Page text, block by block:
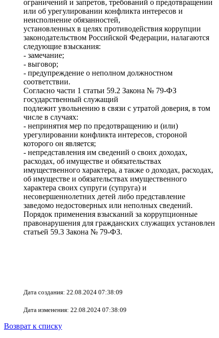
ограничений и запретов, требований о предотвращении
или об урегулировании конфликта интересов и
неисполнение обязанностей,
установленных в целях противодействия коррупции
законодательством Российской Федерации, налагаются
следующие взыскания:
- замечание;
- выговор;
- предупреждение о неполном должностном
соответствии.
Согласно части 1 статьи 59.2 Закона № 79-ФЗ
государственный служащий
подлежит увольнению в связи с утратой доверия, в том
числе в случаях:
- непринятия мер по предотвращению и (или)
урегулировании конфликта интересов, стороной
которого он является;
- непредставления им сведений о своих доходах,
расходах, об имуществе и обязательствах
имущественного характера, а также о доходах, расходах,
об имуществе и обязательствах имущественного
характера своих супруги (супруга) и
несовершеннолетних детей либо представление
заведомо недостоверных или неполных сведений.
Порядок применения взысканий за коррупционные
правонарушения для гражданских служащих установлен
статьей 59.3 Закона № 79-ФЗ.
Дата создания: 22.08.2024 07:38:09
Дата изменения: 22.08.2024 07:38:09
Возврат к списку